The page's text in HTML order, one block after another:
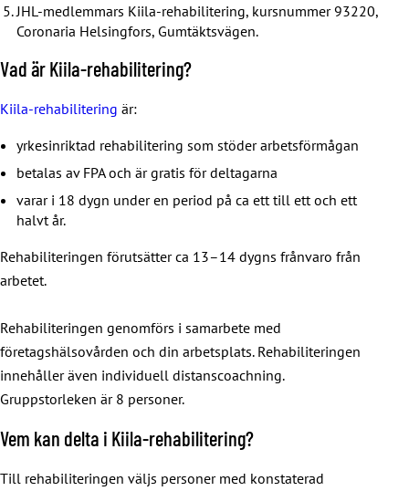
JHL-medlemmars Kiila-rehabilitering, kursnummer 93220,
Coronaria Helsingfors, Gumtäktsvägen.
Vad är Kiila-rehabilitering?
Kiila-rehabilitering är:
yrkesinriktad rehabilitering som stöder arbetsförmågan
betalas av FPA och är gratis för deltagarna
varar i 18 dygn under en period på ca ett till ett och ett
halvt år.
Rehabiliteringen förutsätter ca 13–14 dygns frånvaro från
arbetet.
Rehabiliteringen genomförs i samarbete med
företagshälsovården och din arbetsplats. Rehabiliteringen
innehåller även individuell distanscoachning.
Gruppstorleken är 8 personer.
Vem kan delta i Kiila-rehabilitering?
Till rehabiliteringen väljs personer med konstaterad